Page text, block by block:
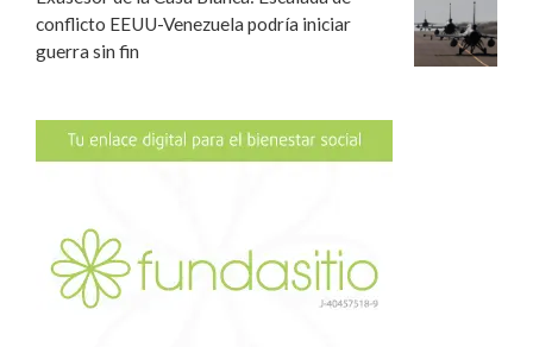
conflicto EEUU-Venezuela podría iniciar
guerra sin fin